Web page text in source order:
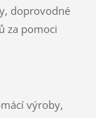
doprovodné
za pomoci
výroby,